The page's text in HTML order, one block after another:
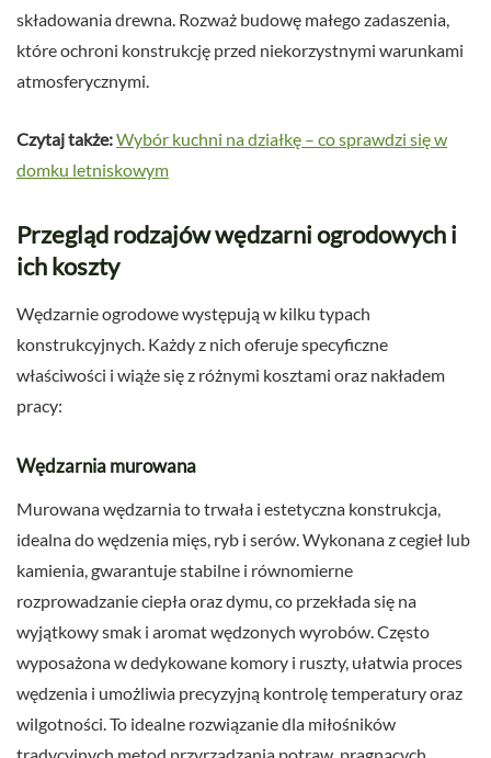
składowania drewna. Rozważ budowę małego zadaszenia,
które ochroni konstrukcję przed niekorzystnymi warunkami
atmosferycznymi.
Czytaj także:Wybór kuchni na działkę – co sprawdzi się w
domku letniskowym
Przegląd rodzajów wędzarni ogrodowych i
ich koszty
Wędzarnie ogrodowe występują w kilku typach
konstrukcyjnych. Każdy z nich oferuje specyficzne
właściwości i wiąże się z różnymi kosztami oraz nakładem
pracy:
Wędzarnia murowana
Murowana wędzarnia to trwała i estetyczna konstrukcja,
idealna do wędzenia mięs, ryb i serów. Wykonana z cegieł lub
kamienia, gwarantuje stabilne i równomierne
rozprowadzanie ciepła oraz dymu, co przekłada się na
wyjątkowy smak i aromat wędzonych wyrobów. Często
wyposażona w dedykowane komory i ruszty, ułatwia proces
wędzenia i umożliwia precyzyjną kontrolę temperatury oraz
wilgotności. To idealne rozwiązanie dla miłośników